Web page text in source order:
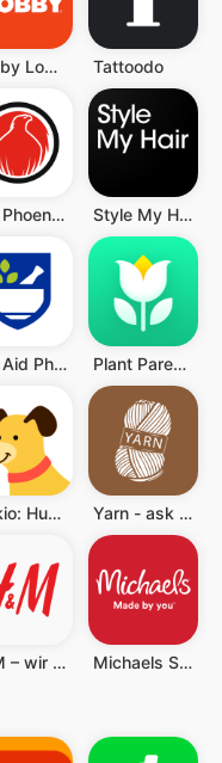
Hobby Lobby Stores Tattoodo
The Phoenix: A sober community Style My Hair : Frisuren und H
Rite Aid Pharmacy Plant Parent - Der Pflegeguide
Barkio: Hundemonitor & Kamera Yarn - ask to understand
H&M – wir lieben Mode Michaels Stores